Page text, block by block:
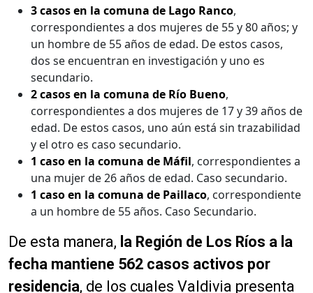
3 casos en la comuna de Lago Ranco,
correspondientes a dos mujeres de 55 y 80 años; y
un hombre de 55 años de edad. De estos casos,
dos se encuentran en investigación y uno es
secundario.
2 casos en la comuna de Río Bueno,
correspondientes a dos mujeres de 17 y 39 años de
edad. De estos casos, uno aún está sin trazabilidad
y el otro es caso secundario.
1 caso en la comuna de Máfil, correspondientes a
una mujer de 26 años de edad. Caso secundario.
1 caso en la comuna de Paillaco, correspondiente
a un hombre de 55 años. Caso Secundario.
De esta manera, la Región de Los Ríos a la
fecha mantiene 562 casos activos por
residencia, de los cuales Valdivia presenta